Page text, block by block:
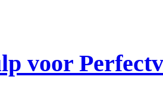
voor